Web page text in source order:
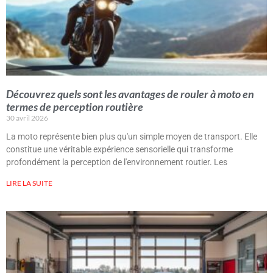
Découvrez quels sont les avantages de rouler à moto en
termes de perception routière
30 avril 2026
La moto représente bien plus qu'un simple moyen de transport. Elle
constitue une véritable expérience sensorielle qui transforme
profondément la perception de l'environnement routier. Les
LIRE LA SUITE